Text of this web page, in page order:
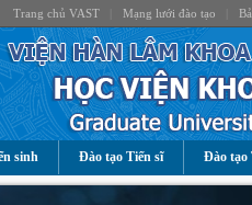
Trang chủ VAST Mạng lưới đào tạo
sinh Đào tạo Tiến sĩ Đào tạo